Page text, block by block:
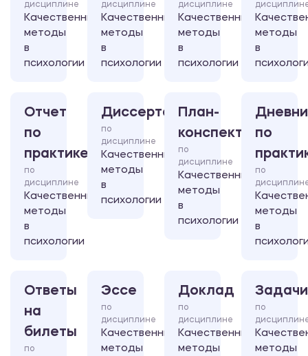
дисциплине
Качественные
методы
в
психологии
дисциплине
Качественные
методы
в
психологии
дисциплине
Качественные
методы
в
психологии
методы
в
Отчет
по
практике
по
дисциплине
Качественные
методы
в
психологии
Диссертация
по
дисциплине
Качественные
методы
в
психологии
План-
конспект
по
дисциплине
Качественные
методы
в
психологии
по
по
методы
в
Ответы
на
билеты
по
Эссе
по
дисциплине
Качественные
методы
Доклад
по
дисциплине
Качественные
методы
Задачи
по
методы